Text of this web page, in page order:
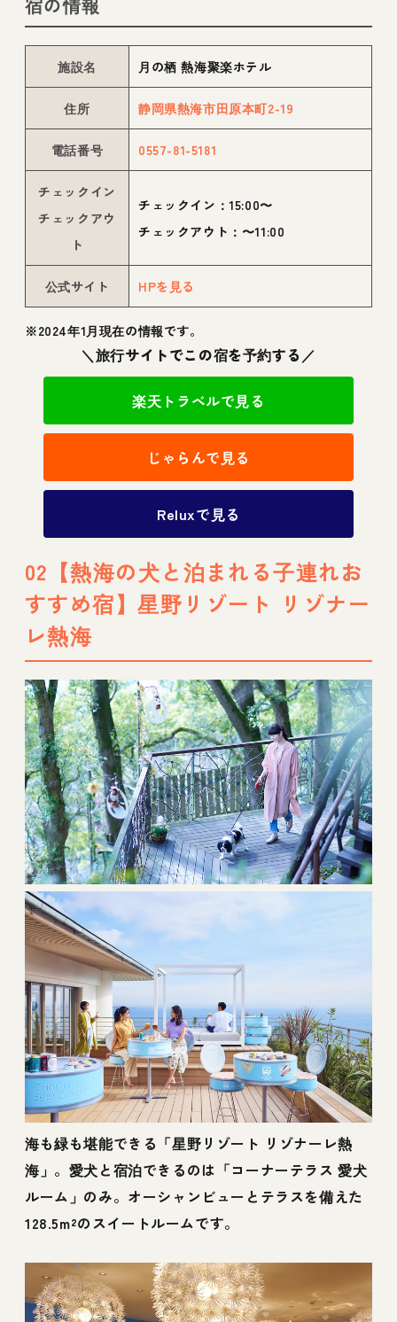
施設名 月の栖 熱海聚楽ホテル
住所 静岡県熱海市田原本町2-19
電話番号 0557-81-5181
チェックイン
チェックアウ
ト
チェックイン：15:00〜
チェックアウト：〜11:00
公式サイト HPを見る
※2024年1月現在の情報です。
＼旅行サイトでこの宿を予約する／
楽天トラベルで見る
じゃらんで見る
Reluxで見る
02【熱海の犬と泊まれる子連れお
すすめ宿】星野リゾート リゾナー
レ熱海
海も緑も堪能できる「星野リゾート リゾナーレ熱
海」。愛犬と宿泊できるのは「コーナーテラス 愛犬
ルーム」のみ。オーシャンビューとテラスを備えた
128.5m²のスイートルームです。